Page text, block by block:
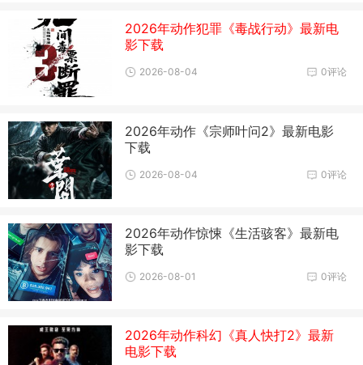
2026年动作犯罪《毒战行动》最新电
影下载
0评论
2026-08-04
2026年动作《宗师叶问2》最新电影
下载
0评论
2026-08-04
2026年动作惊悚《生活骇客》最新电
影下载
0评论
2026-08-01
2026年动作科幻《真人快打2》最新
电影下载